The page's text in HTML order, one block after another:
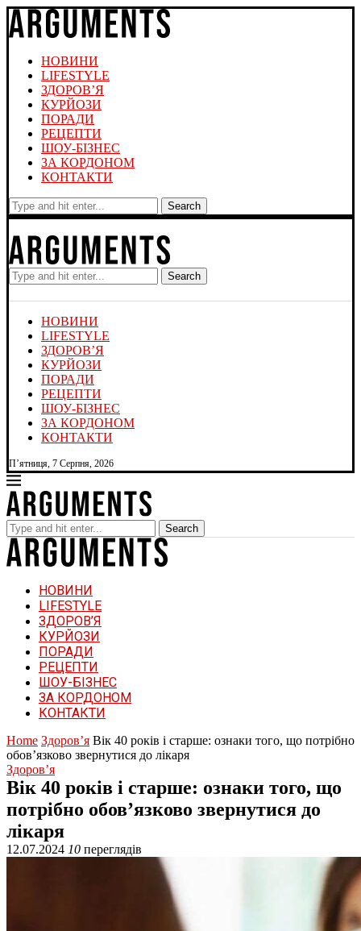
НОВИНИ
LIFESTYLE
ЗДОРОВ’Я
КУРЙОЗИ
ПОРАДИ
РЕЦЕПТИ
ШОУ-БІЗНЕС
ЗА КОРДОНОМ
КОНТАКТИ
Search
Search
НОВИНИ
LIFESTYLE
ЗДОРОВ’Я
КУРЙОЗИ
ПОРАДИ
РЕЦЕПТИ
ШОУ-БІЗНЕС
ЗА КОРДОНОМ
КОНТАКТИ
П’ятниця, 7 Серпня, 2026
Search
НОВИНИ
LIFESTYLE
ЗДОРОВ’Я
КУРЙОЗИ
ПОРАДИ
РЕЦЕПТИ
ШОУ-БІЗНЕС
ЗА КОРДОНОМ
КОНТАКТИ
Home Здоров’я Вік 40 років і старше: ознаки того, що потрібно
обов’язково звернутися до лікаря
Здоров’я
Вік 40 років і старше: ознаки того, що
потрібно обов’язково звернутися до
лікаря
12.07.2024 10 переглядів